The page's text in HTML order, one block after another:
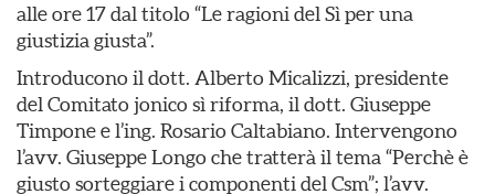
alle ore 17 dal titolo “Le ragioni del Sì per una
giustizia giusta”.
Introducono il dott. Alberto Micalizzi, presidente
del Comitato jonico sì riforma, il dott. Giuseppe
Timpone e l’ing. Rosario Caltabiano. Intervengono
l’avv. Giuseppe Longo che tratterà il tema “Perchè è
giusto sorteggiare i componenti del Csm”; l’avv.